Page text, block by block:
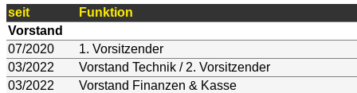
seit
Funktion
Vorstand
07/2020
1. Vorsitzender
03/2022
Vorstand Technik / 2. Vorsitzender
03/2022
Vorstand Finanzen & Kasse